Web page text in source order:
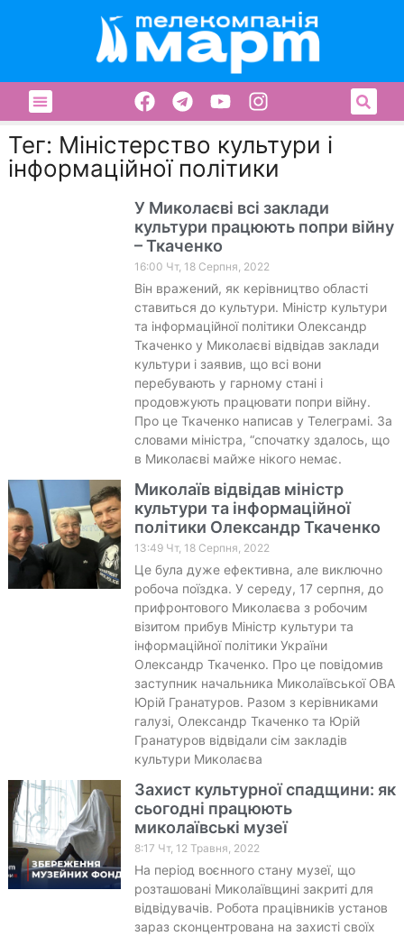
Тег: Міністерство культури і
інформаційної політики
У Миколаєві всі заклади
культури працюють попри війну
– Ткаченко
16:00 Чт, 18 Серпня, 2022
Він вражений, як керівництво області
ставиться до культури. Міністр культури
та інформаційної політики Олександр
Ткаченко у Миколаєві відвідав заклади
культури і заявив, що всі вони
перебувають у гарному стані і
продовжують працювати попри війну.
Про це Ткаченко написав у Телеграмі. За
словами міністра, “спочатку здалось, що
в Миколаєві майже нікого немає.
Миколаїв відвідав міністр
культури та інформаційної
політики Олександр Ткаченко
13:49 Чт, 18 Серпня, 2022
Це була дуже ефективна, але виключно
робоча поїздка. У середу, 17 серпня, до
прифронтового Миколаєва з робочим
візитом прибув Міністр культури та
інформаційної політики України
Олександр Ткаченко. Про це повідомив
заступник начальника Миколаївської ОВА
Юрій Гранатуров. Разом з керівниками
галузі, Олександр Ткаченко та Юрій
Гранатуров відвідали сім закладів
культури Миколаєва
Захист культурної спадщини: як
сьогодні працюють
миколаївські музеї
8:17 Чт, 12 Травня, 2022
На період воєнного стану музеї, що
розташовані Миколаївщині закриті для
відвідувачів. Робота працівників установ
зараз сконцентрована на захисті своїх